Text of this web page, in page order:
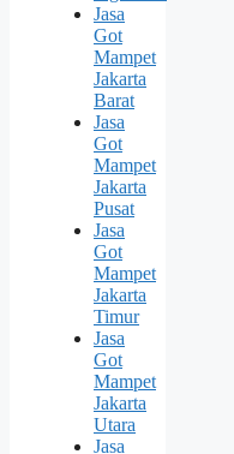
Jasa
Got
Mampet
Jakarta
Barat
Jasa
Got
Mampet
Jakarta
Pusat
Jasa
Got
Mampet
Jakarta
Timur
Jasa
Got
Mampet
Jakarta
Utara
Jasa